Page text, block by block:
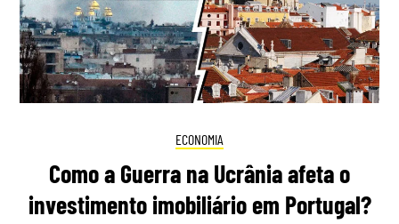
ECONOMIA
Como a Guerra na Ucrânia afeta o
investimento imobiliário em Portugal?